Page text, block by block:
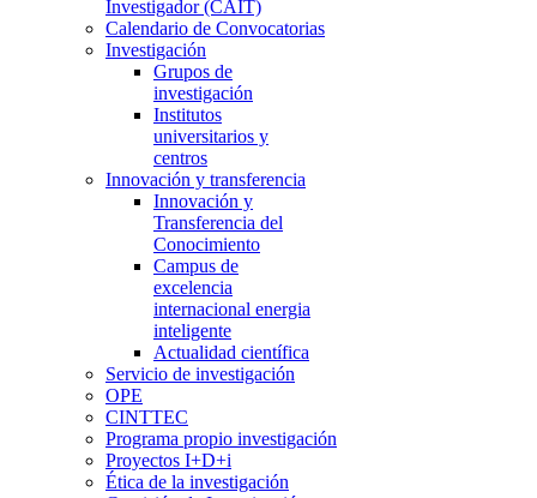
Investigador (CAIT)
Calendario de Convocatorias
Investigación
Grupos de
investigación
Institutos
universitarios y
centros
Innovación y transferencia
Innovación y
Transferencia del
Conocimiento
Campus de
excelencia
internacional energia
inteligente
Actualidad científica
Servicio de investigación
OPE
CINTTEC
Programa propio investigación
Proyectos I+D+i
Ética de la investigación